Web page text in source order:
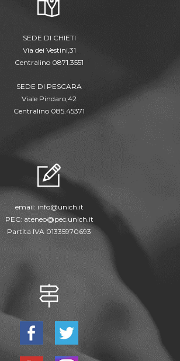
SEDE DI CHIETI
Via dei Vestini,31
Centralino 0871.3551
SEDE DI PESCARA
Viale Pindaro,42
Centralino 085.45371
email: info@unich.it
PEC: ateneo@pec.unich.it
Partita IVA 01335970693